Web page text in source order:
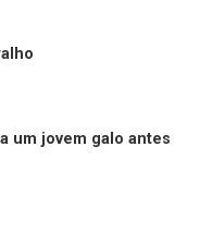
um jovem galo antes